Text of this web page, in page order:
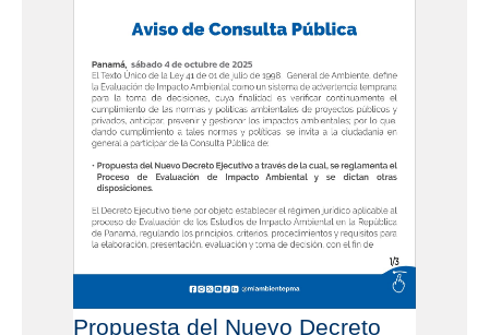
Propuesta del Nuevo Decreto